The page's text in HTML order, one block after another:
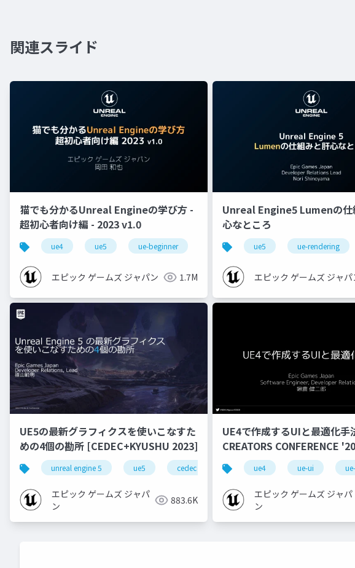
関連スライド
猫でも分かるUnreal Engineの学び方 -
超初心者向け編 - 2023 v1.0
ue4 ue5 ue-beginner
エピック ゲームズ ジャパン 1.7M
Unreal Engine5 Lumenの仕
心なところ
ue5 ue-rendering
エピック ゲームズ ジャパ
UE5の最新グラフィクスを使いこなすた
めの4個の勘所 [CEDEC+KYUSHU 2023]
unreal engine 5 ue5 cedec cedec+kyushu
エピック ゲームズ ジャパ
ン
883.6K
UE4で作成するUIと最適化手
CREATORS CONFERENCE '20
ue4 ue-ui
エピック ゲームズ ジャパ
ン